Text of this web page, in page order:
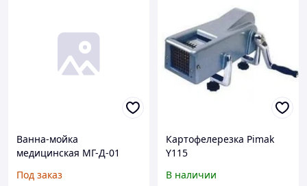
Ванна-мойка
медицинская МГ-Д-01
(санфаянсовая)
Под заказ
Картофелерезка Pimak
Y115
В наличии